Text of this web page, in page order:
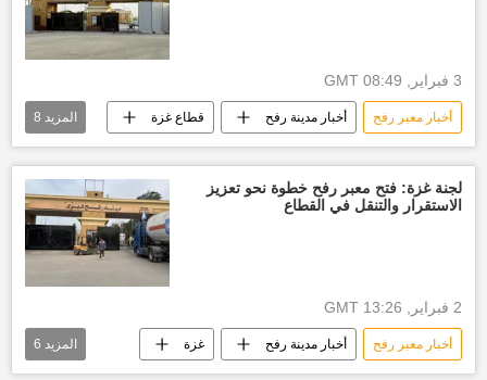
3 فبراير, 08:49 GMT
أخبار معبر رفح أخبار مدينة رفح قطاع غزة
غزة العدوان الإسرائيلي على غزة
إسرائيل أخبار إسرائيل اليوم مصر
أخبار مصر الآن أخبار العالم الآن
المزيد 8
لجنة غزة: فتح معبر رفح خطوة نحو تعزيز
الاستقرار والتنقل في القطاع
2 فبراير, 13:26 GMT
أخبار معبر رفح أخبار مدينة رفح غزة
قطاع غزة العدوان الإسرائيلي على غزة
المزيد 6